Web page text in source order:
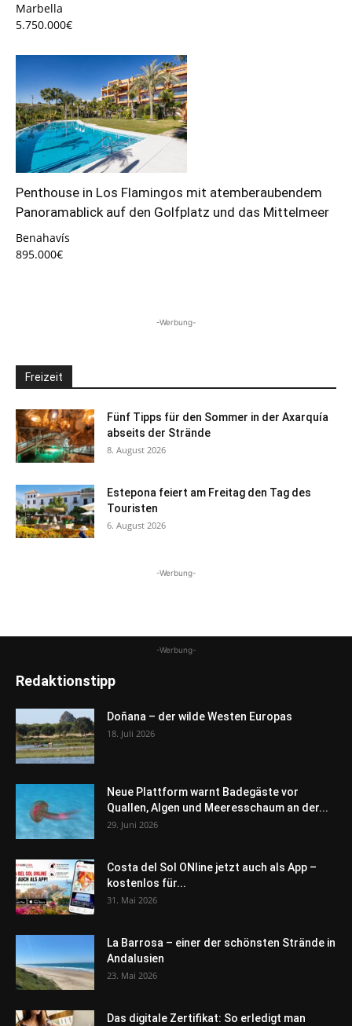
Marbella
5.750.000€
Penthouse in Los Flamingos mit atemberaubendem
Panoramablick auf den Golfplatz und das Mittelmeer
Benahavís
895.000€
-Werbung-
Freizeit
Fünf Tipps für den Sommer in der Axarquía
abseits der Strände
8. August 2026
Estepona feiert am Freitag den Tag des
Touristen
6. August 2026
-Werbung-
-Werbung-
Redaktionstipp
Doñana – der wilde Westen Europas
18. Juli 2026
Neue Plattform warnt Badegäste vor
Quallen, Algen und Meeresschaum an der...
29. Juni 2026
Costa del Sol ONline jetzt auch als App –
kostenlos für...
31. Mai 2026
La Barrosa – einer der schönsten Strände in
Andalusien
23. Mai 2026
Das digitale Zertifikat: So erledigt man